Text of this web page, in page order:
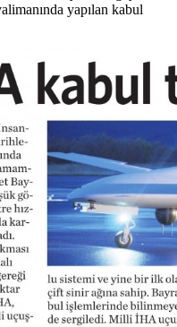
yapılan kabul